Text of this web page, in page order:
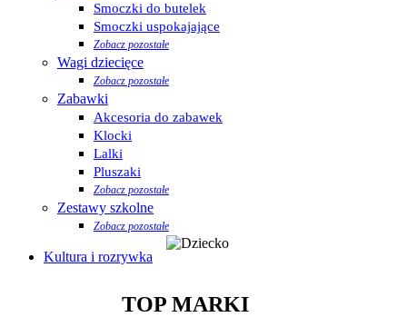
Smoczki do butelek
Smoczki uspokajające
Zobacz pozostałe
Wagi dziecięce
Zobacz pozostałe
Zabawki
Akcesoria do zabawek
Klocki
Lalki
Pluszaki
Zobacz pozostałe
Zestawy szkolne
Zobacz pozostałe
Kultura i rozrywka
TOP MARKI